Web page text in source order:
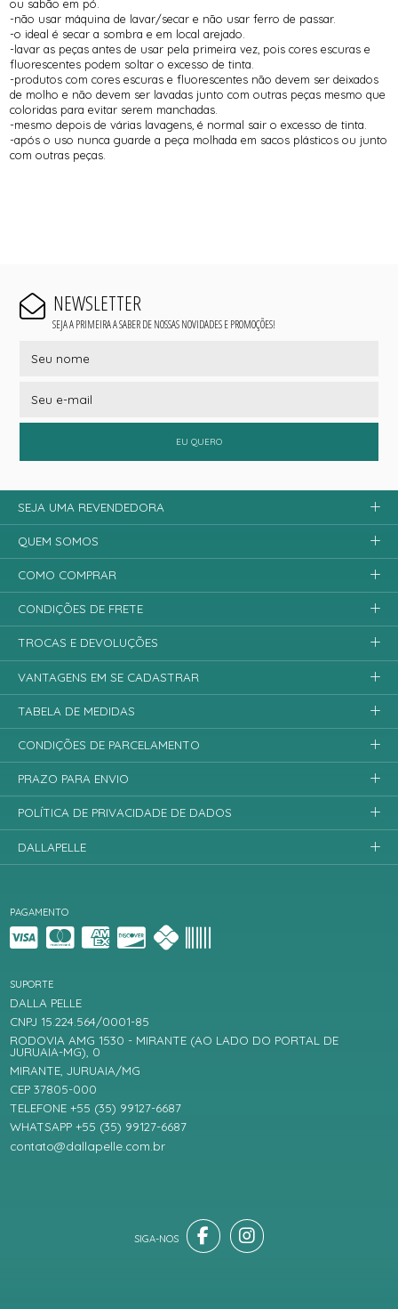
ou sabão em pó.
-não usar máquina de lavar/secar e não usar ferro de passar.
-o ideal é secar a sombra e em local arejado.
-lavar as peças antes de usar pela primeira vez, pois cores escuras e
fluorescentes podem soltar o excesso de tinta.
-produtos com cores escuras e fluorescentes não devem ser deixados
de molho e não devem ser lavadas junto com outras peças mesmo que
coloridas para evitar serem manchadas.
-mesmo depois de várias lavagens, é normal sair o excesso de tinta.
-após o uso nunca guarde a peça molhada em sacos plásticos ou junto
com outras peças.
NEWSLETTER
SEJA A PRIMEIRA A SABER DE NOSSAS NOVIDADES E PROMOÇÕES!
EU QUERO
PAGAMENTO
SUPORTE
DALLA PELLE
CNPJ 15.224.564/0001-85
RODOVIA AMG 1530 - MIRANTE (AO LADO DO PORTAL DE
JURUAIA-MG), 0
MIRANTE, JURUAIA/MG
CEP 37805-000
TELEFONE +55 (35) 99127-6687
WHATSAPP +55 (35) 99127-6687
contato@dallapelle.com.br
SEJA UMA REVENDEDORA
QUEM SOMOS
COMO COMPRAR
CONDIÇÕES DE FRETE
TROCAS E DEVOLUÇÕES
VANTAGENS EM SE CADASTRAR
TABELA DE MEDIDAS
CONDIÇÕES DE PARCELAMENTO
PRAZO PARA ENVIO
POLÍTICA DE PRIVACIDADE DE DADOS
DALLAPELLE